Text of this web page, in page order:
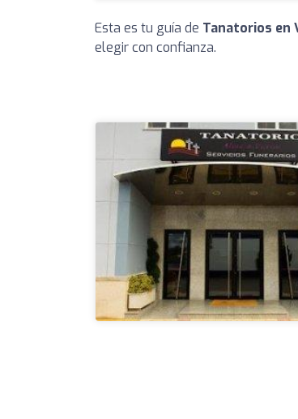
Esta es tu guía de Tanatorios en
elegir con confianza.